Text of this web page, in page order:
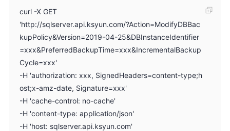
curl -X GET
'http://sqlserver.api.ksyun.com/?Action=ModifyDBBac
kupPolicy&Version=2019-04-25&DBInstanceIdentifier
=xxx&PreferredBackupTime=xxx&IncrementalBackup
Cycle=xxx'
-H 'authorization: xxx, SignedHeaders=content-type;h
ost;x-amz-date, Signature=xxx'
-H 'cache-control: no-cache'
-H 'content-type: application/json'
-H 'host: sqlserver.api.ksyun.com'